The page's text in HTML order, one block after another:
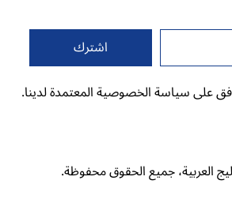
على سياسة الخصوصية المعتمدة لدينا.